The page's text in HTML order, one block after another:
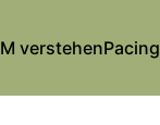
verstehenPacing